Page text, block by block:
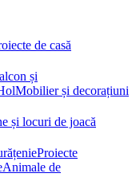
de casă
și
Mobilier și decorațiuni
și locuri de joacă
Proiecte
Animale de